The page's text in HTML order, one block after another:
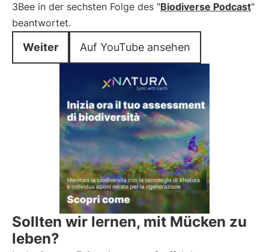
3Bee in der sechsten Folge des "Biodiverse Podcast"
beantwortet.
Weiter Auf YouTube ansehen
Sollten wir lernen, mit Mücken zu
leben?